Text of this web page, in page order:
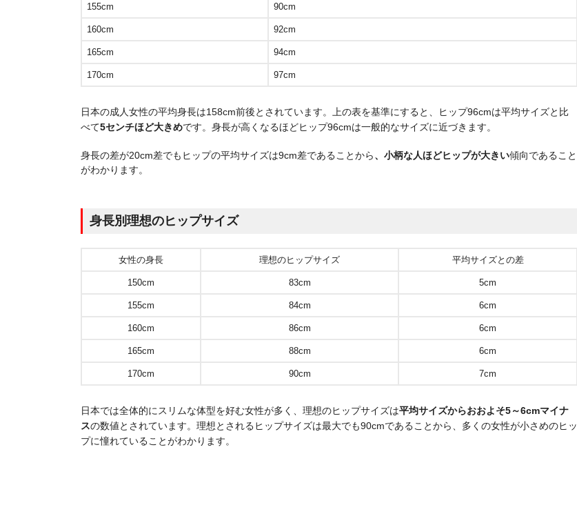
155cm 90cm
160cm 92cm
165cm 94cm
170cm 97cm
日本の成人女性の平均身長は158cm前後とされています。上の表を基準にすると、ヒップ96cmは平均サイズと比
べて5センチほど大きめです。身長が高くなるほどヒップ96cmは一般的なサイズに近づきます。
身長の差が20cm差でもヒップの平均サイズは9cm差であることから、小柄な人ほどヒップが大きい傾向であること
がわかります。
身長別理想のヒップサイズ
女性の身長 理想のヒップサイズ 平均サイズとの差
150cm 83cm 5cm
155cm 84cm 6cm
160cm 86cm 6cm
165cm 88cm 6cm
170cm 90cm 7cm
日本では全体的にスリムな体型を好む女性が多く、理想のヒップサイズは平均サイズからおおよそ5～6cmマイナ
スの数値とされています。理想とされるヒップサイズは最大でも90cmであることから、多くの女性が小さめのヒッ
プに憧れていることがわかります。